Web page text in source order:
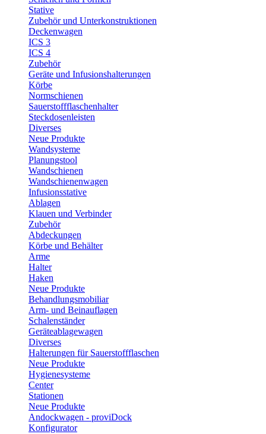
Stative
Zubehör und Unterkonstruktionen
Deckenwagen
ICS 3
ICS 4
Zubehör
Geräte und Infusionshalterungen
Körbe
Normschienen
Sauerstoffflaschenhalter
Steckdosenleisten
Diverses
Neue Produkte
Wandsysteme
Planungstool
Wandschienen
Wandschienenwagen
Infusionsstative
Ablagen
Klauen und Verbinder
Zubehör
Abdeckungen
Körbe und Behälter
Arme
Halter
Haken
Neue Produkte
Behandlungsmobiliar
Arm- und Beinauflagen
Schalenständer
Geräteablagewagen
Diverses
Halterungen für Sauerstoffflaschen
Neue Produkte
Hygienesysteme
Center
Stationen
Neue Produkte
Andockwagen - proviDock
Konfigurator